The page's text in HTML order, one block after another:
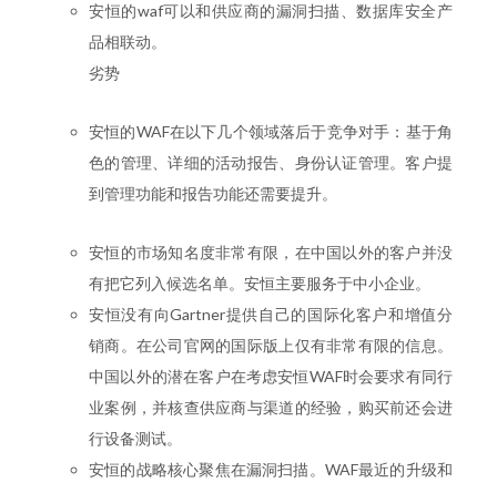
安恒的waf可以和供应商的漏洞扫描、数据库安全产
品相联动。
劣势
安恒的WAF在以下几个领域落后于竞争对手：基于角
色的管理、详细的活动报告、身份认证管理。客户提
到管理功能和报告功能还需要提升。
安恒的市场知名度非常有限，在中国以外的客户并没
有把它列入候选名单。安恒主要服务于中小企业。
安恒没有向Gartner提供自己的国际化客户和增值分
销商。在公司官网的国际版上仅有非常有限的信息。
中国以外的潜在客户在考虑安恒WAF时会要求有同行
业案例，并核查供应商与渠道的经验，购买前还会进
行设备测试。
安恒的战略核心聚焦在漏洞扫描。WAF最近的升级和